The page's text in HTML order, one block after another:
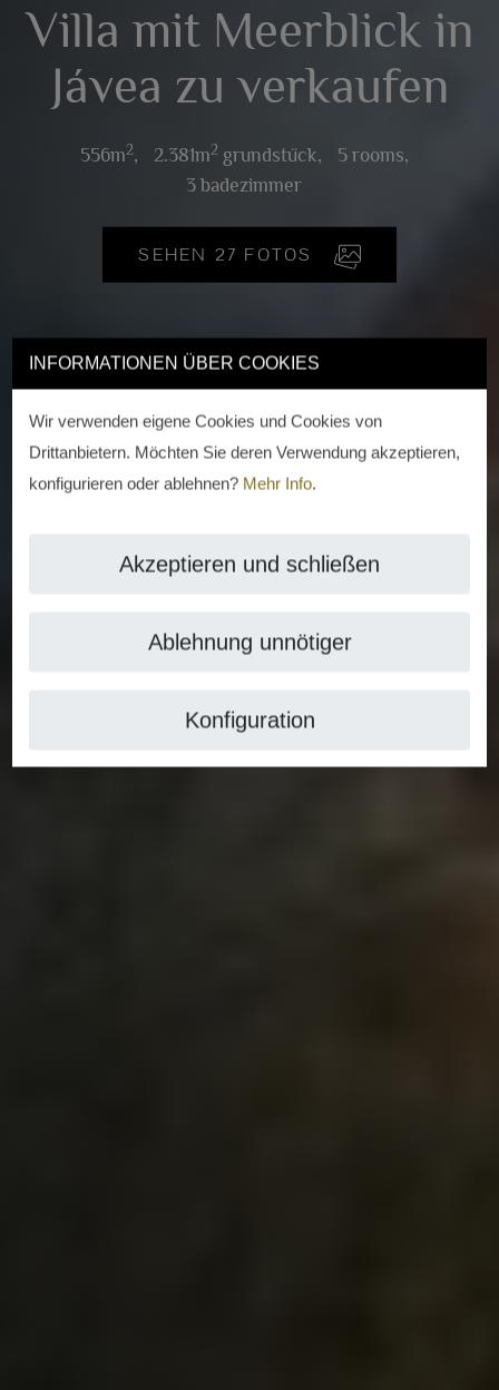
INFORMATIONEN ÜBER COOKIES
Wir verwenden eigene Cookies und Cookies von
Drittanbietern. Möchten Sie deren Verwendung akzeptieren,
konfigurieren oder ablehnen? Mehr Info.
Akzeptieren und schließen
Ablehnung unnötiger
Konfiguration
Villa mit Meerblick in
Jávea zu verkaufen
556m2, 2.381m2grundstück,
5 rooms,
3 badezimmer
SEHEN 27 FOTOS